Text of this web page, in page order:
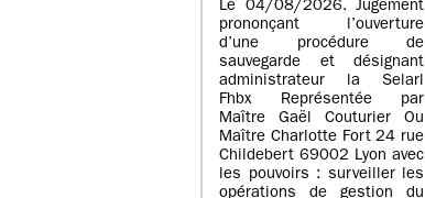
Le 04/08/2026. Jugement
prononçant l’ouverture
d’une procédure de
sauvegarde et désignant
administrateur la Selarl
Fhbx Représentée par
Maître Gaël Couturier Ou
Maître Charlotte Fort 24 rue
Childebert 69002 Lyon avec
les pouvoirs : surveiller les
opérations de gestion du